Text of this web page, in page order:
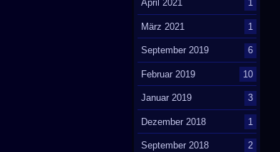
April 2021 1
März 2021 1
September 2019 6
Februar 2019 10
Januar 2019 3
Dezember 2018 1
September 2018 2